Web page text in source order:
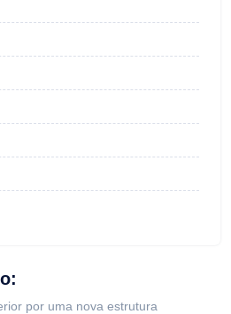
por uma nova estrutura